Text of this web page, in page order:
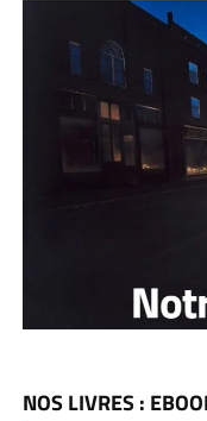
NOS LIVRES :